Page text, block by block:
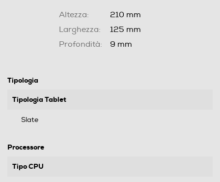
Altezza:
210 mm
Larghezza:
125 mm
Profondità:
9 mm
Tipologia
Tipologia Tablet
Slate
Processore
Tipo CPU